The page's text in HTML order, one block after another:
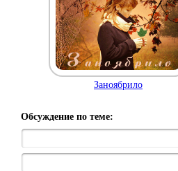
Заноябрило
Обсуждение по теме: